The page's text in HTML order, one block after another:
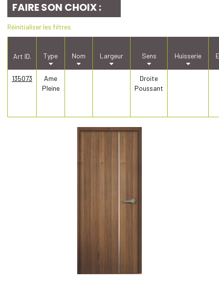
FAIRE SON CHOIX :
Réinitialiser les filtres
Art ID. Type Nom Largeur Sens Huisserie
135073
Ame
Pleine
Droite
Poussant